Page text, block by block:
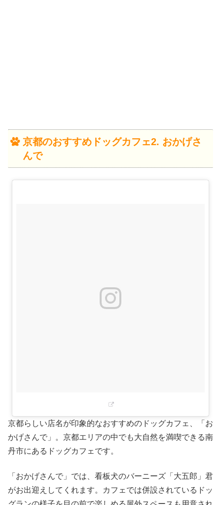
京都のおすすめドッグカフェ2. おかげさ
んで
京都らしい店名が印象的なおすすめのドッグカフェ、「お
かげさんで」。京都エリアの中でも大自然を満喫できる南
丹市にあるドッグカフェです。
「おかげさんで」では、看板犬のバーニーズ「大五郎」君
がお出迎えしてくれます。カフェでは併設されているドッ